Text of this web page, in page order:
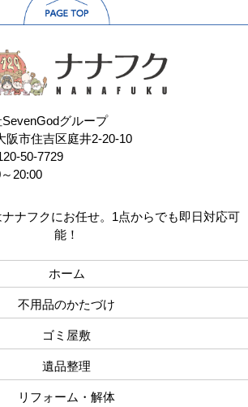
グループ
阪市住吉区庭井2-20-10
50-7729
20:00
ナフクにお任せ。1点からでも即日対応可
能！
ホーム
不用品のかたづけ
ゴミ屋敷
遺品整理
リフォーム・解体